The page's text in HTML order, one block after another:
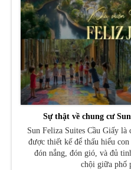
Sự thật về chung cư
Sun Feliza Suites Cầu Giấy
được thiết kế để thấu hiểu
đón nắng, đón gió, và đủ
chội giữa phố